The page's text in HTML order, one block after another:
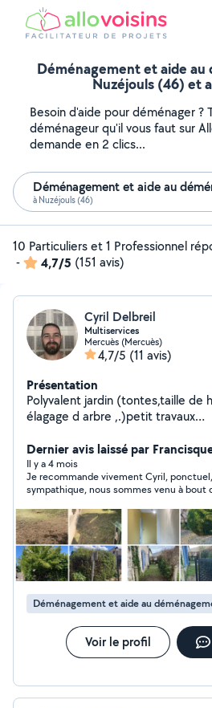
Déménagement et aide au
Nuzéjouls (46) et
Besoin d'aide pour déménager ?
déménageur qu'il vous faut sur
demande en 2 clics...
Déménagement et aide au
à Nuzéjouls (46)
10 Particuliers et 1 Professionnel
-
4,7/5 (151 avis)
Cyril Delbreil
Multiservices
Mercuès (Mercuès)
4,7/5 (11 avis)
Présentation
Polyvalent jardin (tontes,taille de
élagage d arbre ,.)petit travaux
aménagement,montage meuble,j
proposition de taches .
Dernier avis laissé par
Il y a 4 mois
Je recommande vivement Cyril,
sympathique, nous sommes venu à bout
Déménagement et aide au
Voir le profil